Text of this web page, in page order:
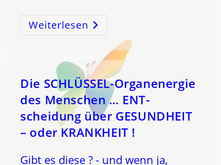
Weiterlesen WAS
BeWIRKST
DU
MONDströmen
?
Die SCHLÜSSEL-Organenergie
des Menschen … ENT-
scheidung über GESUNDHEIT
– oder KRANKHEIT !
Gibt es diese ? - und wenn ja,